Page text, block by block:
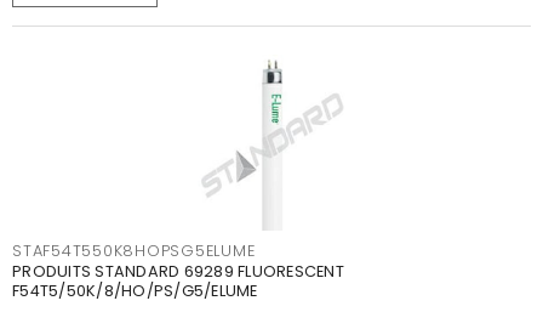
STAF54T550K8HOPSG5ELUME
PRODUITS STANDARD 69289 FLUORESCENT
F54T5/50K/8/HO/PS/G5/ELUME